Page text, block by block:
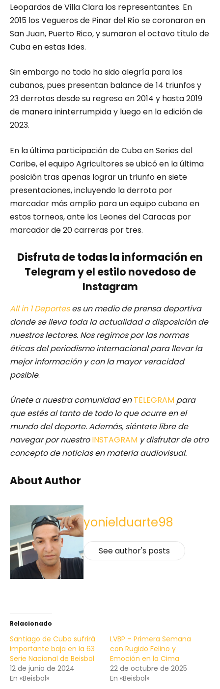
Leopardos de Villa Clara los representantes. En
2015 los Vegueros de Pinar del Río se coronaron en
San Juan, Puerto Rico, y sumaron el octavo título de
Cuba en estas lides.
Sin embargo no todo ha sido alegría para los
cubanos, pues presentan balance de 14 triunfos y
23 derrotas desde su regreso en 2014 y hasta 2019
de manera ininterrumpida y luego en la edición de
2023.
En la última participación de Cuba en Series del
Caribe, el equipo Agricultores se ubicó en la última
posición tras apenas lograr un triunfo en siete
presentaciones, incluyendo la derrota por
marcador más amplio para un equipo cubano en
estos torneos, ante los Leones del Caracas por
marcador de 20 carreras por tres.
Disfruta de todas la información en
Telegram y el estilo novedoso de
Instagram
All in 1 Deporteses un medio de prensa deportiva
donde se lleva toda la actualidad a disposición de
nuestros lectores. Nos regimos por las normas
éticas del periodismo internacional para llevar la
mejor información y con la mayor veracidad
posible.
Únete a nuestra comunidad enTELEGRAM para
que estés al tanto de todo lo que ocurre en el
mundo del deporte. Además, siéntete libre de
navegar por nuestro INSTAGRAM y disfrutar de otro
concepto de noticias en materia audiovisual.
About Author
yonielduarte98
See author's posts
Relacionado
Santiago de Cuba sufrirá
importante baja en la 63
Serie Nacional de Beisbol
12 de junio de 2024
En «Beisbol»
LVBP – Primera Semana
con Rugido Felino y
Emoción en la Cima
22 de octubre de 2025
En «Beisbol»